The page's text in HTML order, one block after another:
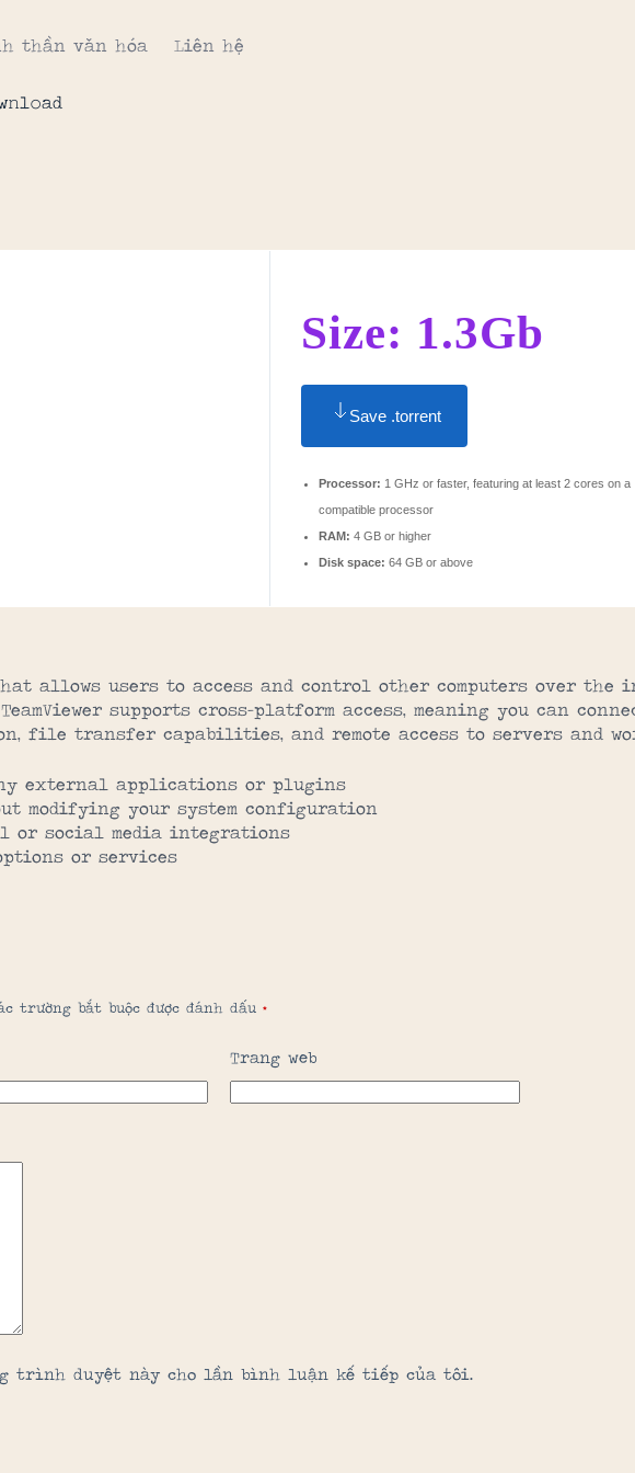
thần văn hóa Liên hệ
Size: 1.3Gb
Save .torrent
Processor: 1 GHz or faster, featuring at least 2 cores on a
compatible processor
RAM: 4 GB or higher
Disk space: 64 GB or above
allows users to access and control other computers over the
supports cross-platform access, meaning you can
file transfer capabilities, and remote access to servers and
external applications or plugins
modifying your system configuration
or social media integrations
or services
trường bắt buộc được đánh dấu *
Trang web
trình duyệt này cho lần bình luận kế tiếp của tôi.